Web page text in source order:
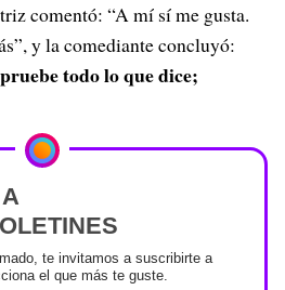
comentó: “A mí sí me gusta.
y la comediante concluyó:
todo lo que dice;
te invitamos a suscribirte a
el que más te guste.